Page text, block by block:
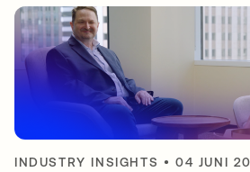
INDUSTRY INSIGHTS •04 JUNI